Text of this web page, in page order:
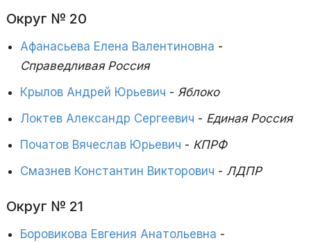
Округ № 20
Афанасьева Елена Валентиновна -
Справедливая Россия
Крылов Андрей Юрьевич - Яблоко
Локтев Александр Сергеевич - Единая Россия
Початов Вячеслав Юрьевич - КПРФ
Смазнев Константин Викторович - ЛДПР
Округ № 21
Боровикова Евгения Анатольевна -